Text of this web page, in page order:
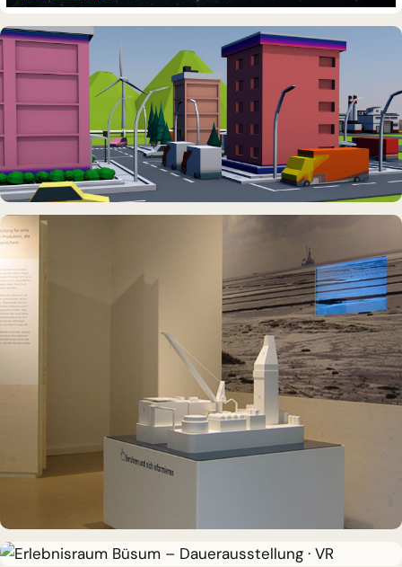
DAUERAUSSTELLUNG · 3D · FILM
Erdölmuseum Twist
DAUERAUSSTELLUNG · VR
Erlebnisraum Büsum
INTERAKTIVES EXPONAT